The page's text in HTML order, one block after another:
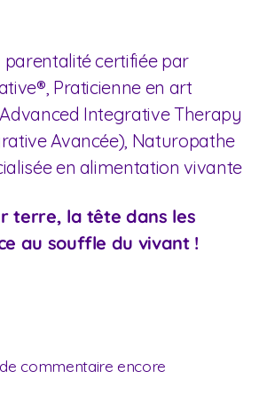
certifiée par
Praticienne en art
Integrative Therapy
Avancée), Naturopathe
en alimentation vivante
terre, la tête dans les
au souffle du vivant !
commentaire encore